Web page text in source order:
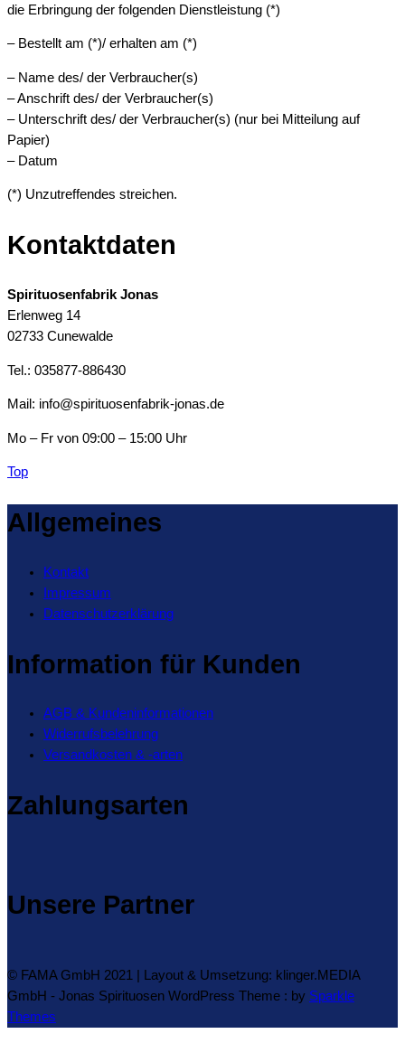
die Erbringung der folgenden Dienstleistung (*)
– Bestellt am (*)/ erhalten am (*)
– Name des/ der Verbraucher(s)
– Anschrift des/ der Verbraucher(s)
– Unterschrift des/ der Verbraucher(s) (nur bei Mitteilung auf
Papier)
– Datum
(*) Unzutreffendes streichen.
Kontaktdaten
Spirituosenfabrik Jonas
Erlenweg 14
02733 Cunewalde
Tel.: 035877-886430
Mail: info@spirituosenfabrik-jonas.de
Mo – Fr von 09:00 – 15:00 Uhr
Top
Allgemeines
Kontakt
Impressum
Datenschutzerklärung
Information für Kunden
AGB & Kundeninformationen
Widerrufsbelehrung
Versandkosten & -arten
Zahlungsarten
Unsere Partner
© FAMA GmbH 2021 | Layout & Umsetzung: klinger.MEDIA
GmbH - Jonas Spirituosen WordPress Theme : by Sparkle
Themes